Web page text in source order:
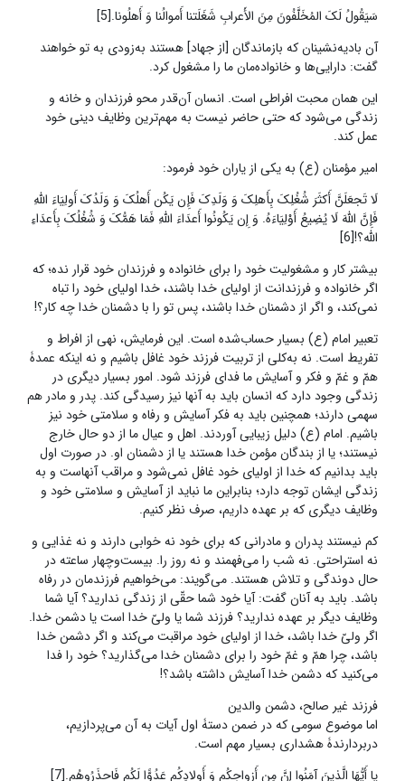
سَیَقُولُ لَکَ المُخَلَّفُونَ مِنَ الأَعرابِ شَغَلَتنا أَموالُنا وَ أَهلُونا.[5]
آن بادیه‌نشینان که بازماندگان [از جهاد] هستند به‌زودی به تو خواهند
گفت: دارایی‌ها و خانواده‌مان ما را مشغول کرد.
این همان محبت افراطی است. انسان آن‌قدر محو فرزندان و خانه و
زندگی می‌شود که حتی حاضر نیست به مهم‌ترین وظایف دینی خود
عمل کند.
امیر مؤمنان (ع) به یکی از یاران خود فرمود:
لَا تَجعَلَنَّ أَکثَرَ شُغُلِکَ بِأَهلِکَ وَ وَلَدِکَ فَإِن یَکُن أَهلُکَ وَ وَلَدُکَ أَولِیَاءَ اللَّهِ
فَإِنَّ اللَّهَ لَا یُضِیعُ أَوْلِیَاءَهُ. وَ إِن یَکُونُوا أَعدَاءَ اللَّهِ فَمَا هَمُّکَ وَ شُغُلُکَ بِأَعدَاءِ
اللَّه‏؟![6]
بیشتر کار و مشغولیت خود را برای خانواده و فرزندان خود قرار نده؛ که
اگر خانواده و فرزندانت از اولیای خدا باشند، خدا اولیای خود را تباه
نمی‌کند، و اگر از دشمنان خدا باشند، پس تو را با دشمنان خدا چه کار؟!
تعبیر امام (ع) بسیار حساب‌شده است. این فرمایش، نهی از افراط و
تفریط است. نه به‌کلی از تربیت فرزند خود غافل باشیم و نه اینکه عمدۀ
همّ و غمّ و فکر و آسایش ما فدای فرزند شود. امور بسیار دیگری در
زندگی وجود دارد که انسان باید به آنها نیز رسیدگی کند. پدر و مادر هم
سهمی دارند؛ همچنین باید به فکر آسایش و رفاه و سلامتی خود نیز
باشیم. امام (ع) دلیل زیبایی آوردند. اهل و عیال ما از دو حال خارج
نیستند؛ یا از بندگان مؤمن خدا هستند یا از دشمنان او. در صورت اول
باید بدانیم که خدا از اولیای خود غافل نمی‌شود و مراقب آنهاست و به
زندگی ایشان توجه دارد؛ بنابراین ما نباید از آسایش و سلامتی خود و
وظایف دیگری که بر عهده داریم، صرف‌ نظر کنیم.
کم نیستند پدران و مادرانی که برای خود نه خوابی دارند و نه غذایی و
نه استراحتی. نه شب را می‌فهمند و نه روز را. بیست‌وچهار ساعته در
حال دوندگی و تلاش هستند. می‌گویند: می‌خواهیم فرزندمان در رفاه
باشد. باید به آنان گفت: آیا خود شما حقّی از زندگی ندارید؟ آیا شما
وظایف دیگر بر عهده ندارید؟ فرزند شما یا ولیّ خدا است یا دشمن خدا.
اگر ولیّ خدا باشد، خدا از اولیای خود مراقبت می‌کند و اگر دشمن خدا
باشد، چرا همّ و غمّ خود را برای دشمنان خدا می‌گذارید؟ خود را فدا
می‌کنید که دشمن خدا آسایش داشته باشد؟!
فرزند غیر صالح، دشمن والدین
اما موضوع سومی که در ضمن دستۀ اول آیات به آن می‌پردازیم،
دربردارندۀ هشداری بسیار مهم است.
یا أَیُّهَا الَّذینَ آمَنُوا إِنَّ مِن أَزواجِکُم وَ أَولادِکُم عَدُوًّا لَکُم فَاحذَرُوهُم.[7]